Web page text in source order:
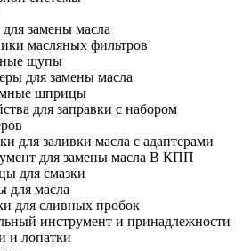
замены масла
масляных фильтров
щупы
для замены масла
шприцы
для заправки с набором
для заливки масла с адаптерами
для замены масла В КПП
для смазки
для масла
для сливных пробок
инструмент и принадлежности
и лопатки